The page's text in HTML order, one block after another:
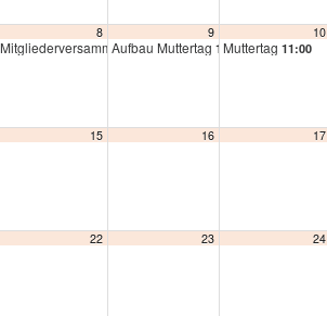
8
Mitgliederversammlung19:00
9
Aufbau Muttertag 14:00
10
Muttertag 11:00
15 16 17
22 23 24